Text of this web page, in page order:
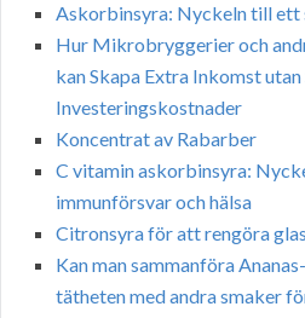
Askorbinsyra: Nyckeln till
Hur Mikrobryggerier och
kan Skapa Extra Inkomst
Investeringskostnader
Koncentrat av Rabarber
C vitamin askorbinsyra:
immunförsvar och hälsa
Citronsyra för att rengöra
Kan man sammanföra
tätheten med andra smaker